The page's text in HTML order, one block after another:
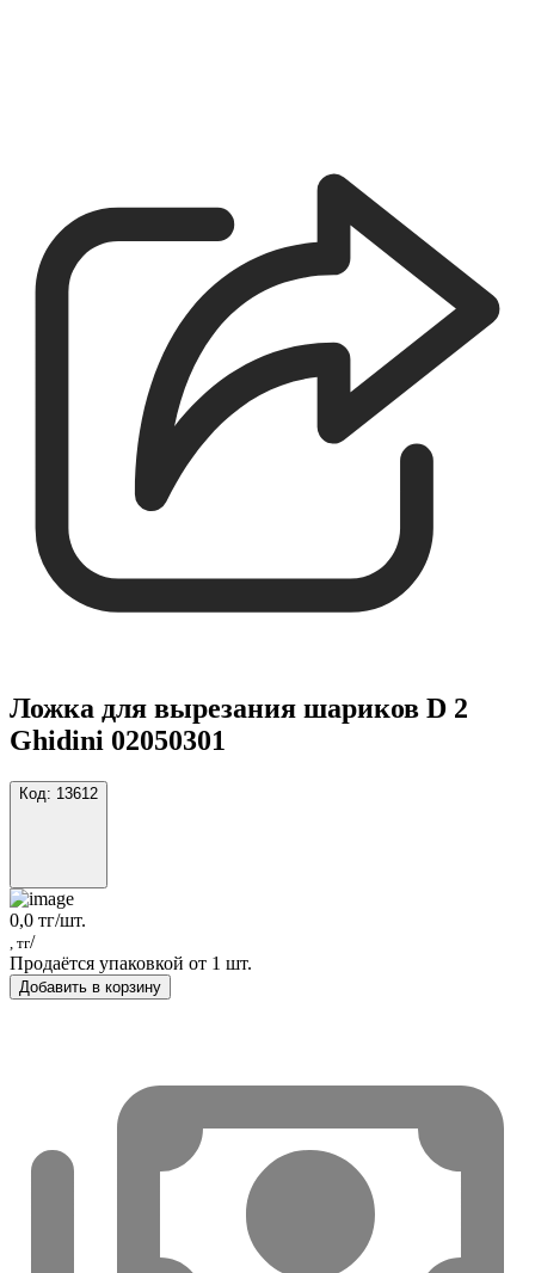
Ложка для вырезания шариков D 2
Ghidini 02050301
Код: 13612
0,0 тг/шт.
, тг/
Продаётся упаковкой от 1 шт.
Добавить в корзину